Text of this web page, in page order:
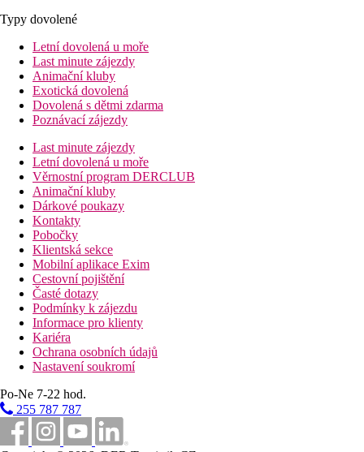
Typy dovolené
Letní dovolená u moře
Last minute zájezdy
Animační kluby
Exotická dovolená
Dovolená s dětmi zdarma
Poznávací zájezdy
Last minute zájezdy
Letní dovolená u moře
Věrnostní program DERCLUB
Animační kluby
Dárkové poukazy
Kontakty
Pobočky
Klientská sekce
Mobilní aplikace Exim
Cestovní pojištění
Časté dotazy
Podmínky k zájezdu
Informace pro klienty
Kariéra
Ochrana osobních údajů
Nastavení soukromí
Po-Ne 7-22 hod.
255 787 787